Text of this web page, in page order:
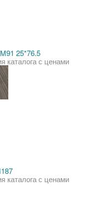
25*76.5
каталога с ценами
каталога с ценами